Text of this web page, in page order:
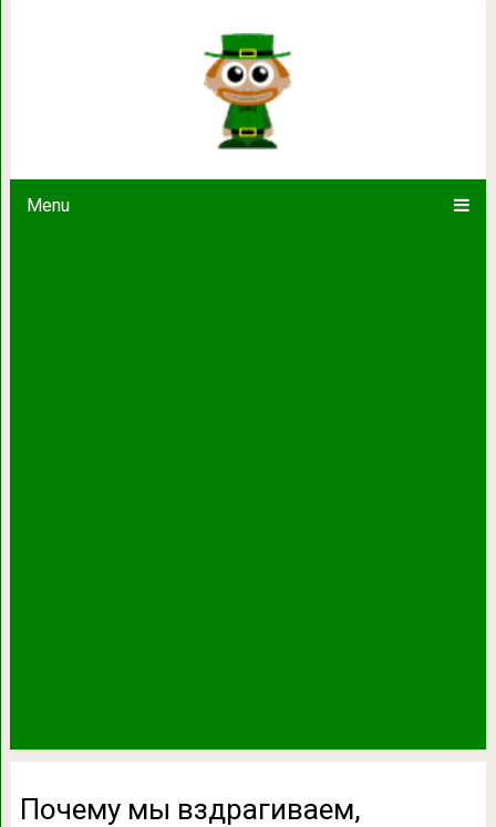
Menu
Почему мы вздрагиваем,
Почему мы вздрагиваем,